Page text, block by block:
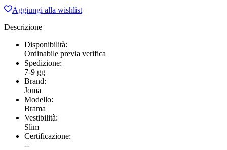
BRAMA
CLASSIC
ARANCIONE
Aggiungi alla wishlist
Descrizione
Disponibilità:
Ordinabile previa verifica
Spedizione:
7-9 gg
Brand:
Joma
Modello:
Brama
Vestibilità:
Slim
Certificazione:
--